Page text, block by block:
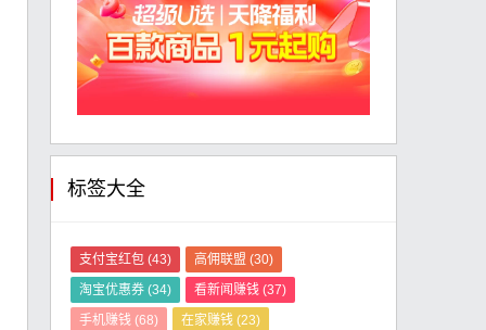
标签大全
支付宝红包 (43) 高佣联盟 (30)
淘宝优惠券 (34) 看新闻赚钱 (37)
手机赚钱 (68) 在家赚钱 (23)